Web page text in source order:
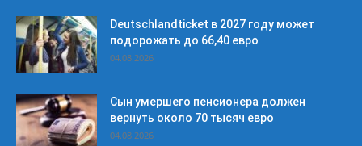
Deutschlandticket в 2027 году может
подорожать до 66,40 евро
04.08.2026
Сын умершего пенсионера должен
вернуть около 70 тысяч евро
04.08.2026